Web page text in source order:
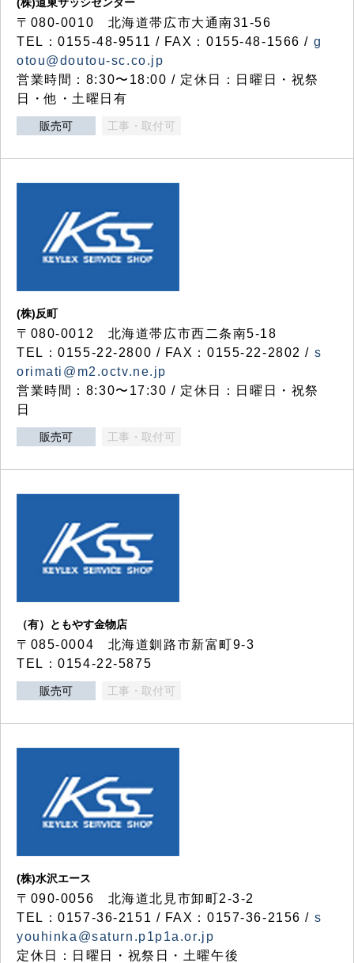
〒080-0010 北海道帯広市大通南31-56
TEL：0155-48-9511 / FAX：0155-48-1566 / g
otou@doutou-sc.co.jp
営業時間：8:30〜18:00 / 定休日：日曜日・祝祭
日・他・土曜日有
販売可 工事・取付可
(株)反町
〒080-0012 北海道帯広市西二条南5-18
TEL：0155-22-2800 / FAX：0155-22-2802 / s
orimati@m2.octv.ne.jp
営業時間：8:30〜17:30 / 定休日：日曜日・祝祭
日
販売可 工事・取付可
（有）ともやす金物店
〒085-0004 北海道釧路市新富町9-3
TEL：0154-22-5875
販売可 工事・取付可
(株)水沢エース
〒090-0056 北海道北見市卸町2-3-2
TEL：0157-36-2151 / FAX：0157-36-2156 / s
youhinka@saturn.p1p1a.or.jp
定休日：日曜日・祝祭日・土曜午後